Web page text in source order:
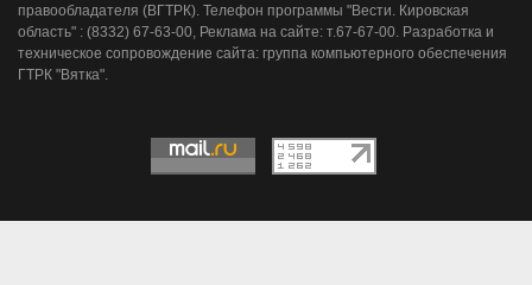
правообладателя (ВГТРК). Телефон программы "Вести. Кировская
область" : (8332) 67-63-00, Реклама на сайте: т.67-67-00. Разработка и
техническое сопровождение сайта: группа компьютерного обеспечения
ГТРК "Вятка".